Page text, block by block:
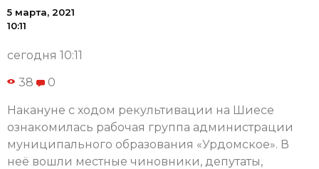
5 марта, 2021
10:11
сегодня 10:11
38 0
Накануне с ходом рекультивации на Шиесе
ознакомилась рабочая группа администрации
муниципального образования «Урдомское». В
неё вошли местные чиновники, депутаты,